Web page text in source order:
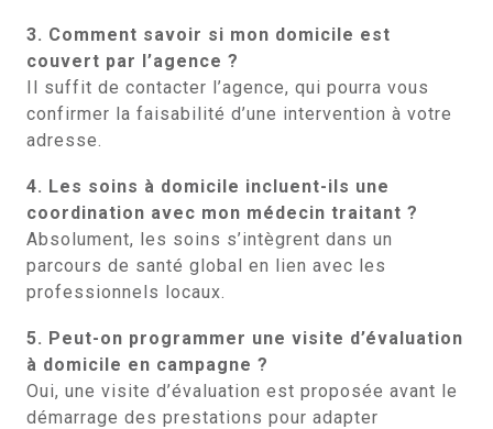
3. Comment savoir si mon domicile est
couvert par l’agence ?
Il suffit de contacter l’agence, qui pourra vous
confirmer la faisabilité d’une intervention à votre
adresse.
4. Les soins à domicile incluent-ils une
coordination avec mon médecin traitant ?
Absolument, les soins s’intègrent dans un
parcours de santé global en lien avec les
professionnels locaux.
5. Peut-on programmer une visite d’évaluation
à domicile en campagne ?
Oui, une visite d’évaluation est proposée avant le
démarrage des prestations pour adapter